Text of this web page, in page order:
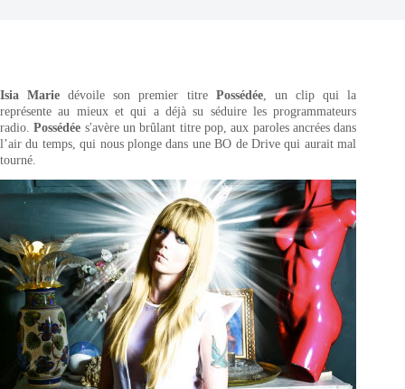
Isia Marie dévoile son premier titre Possédée, un clip qui la
représente au mieux et qui a déjà su séduire les programmateurs
radio.Possédée s'avère un brûlant titre pop, aux paroles ancrées dans
l’air du temps, qui nous plonge dans une BO de Drive qui aurait mal
tourné.